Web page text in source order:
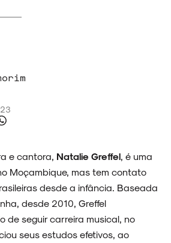
e cantora, Natalie Greffel, é uma
Moçambique, mas tem contato
desde a infância. Baseada
desde 2010, Greffel
de seguir carreira musical, no
seus estudos efetivos, ao